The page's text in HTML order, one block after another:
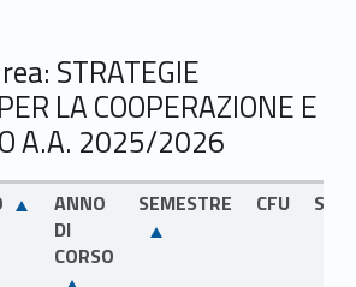
STRATEGIE
LA COOPERAZIONE E
A.A. 2025/2026
ANNO
DI
CORSO
SEMESTRE CFU SSD